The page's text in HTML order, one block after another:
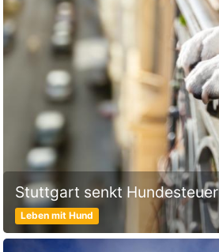
Stuttgart senkt Hundesteuer
Leben mit Hund